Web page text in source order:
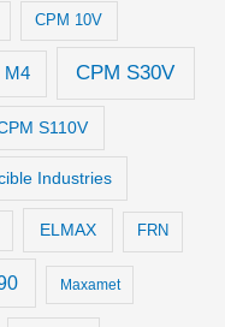
CPM 10V
M4 CPM S30V
S110V
Industries
ELMAX FRN
Maxamet